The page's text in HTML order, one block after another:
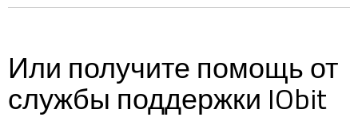
Или получите помощь от
службы поддержки IObit